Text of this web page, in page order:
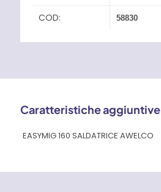
COD: 58830
Caratteristiche aggiuntive
EASYMIG 160 SALDATRICE AWELCO